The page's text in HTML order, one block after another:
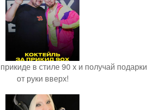
в стиле 90 х и получай подарки
от руки вверх!